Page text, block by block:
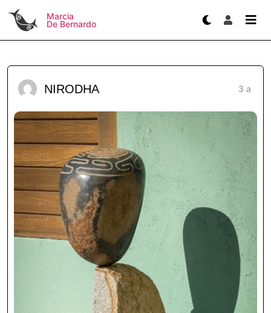
Marcia
De Bernardo
NIRODHA 3 a